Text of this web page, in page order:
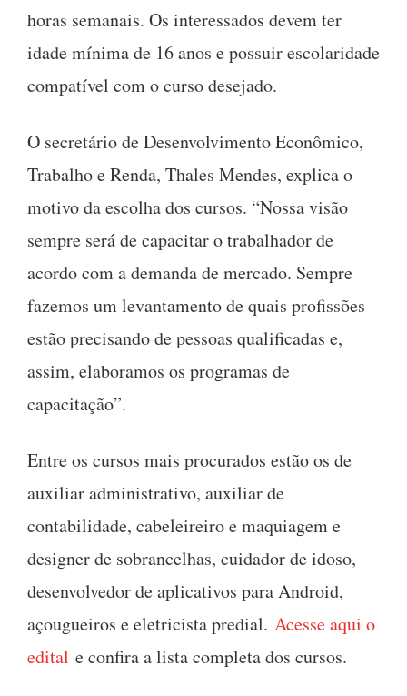
horas semanais. Os interessados devem ter
idade mínima de 16 anos e possuir escolaridade
compatível com o curso desejado.
O secretário de Desenvolvimento Econômico,
Trabalho e Renda, Thales Mendes, explica o
motivo da escolha dos cursos. “Nossa visão
sempre será de capacitar o trabalhador de
acordo com a demanda de mercado. Sempre
fazemos um levantamento de quais profissões
estão precisando de pessoas qualificadas e,
assim, elaboramos os programas de
capacitação”.
Entre os cursos mais procurados estão os de
auxiliar administrativo, auxiliar de
contabilidade, cabeleireiro e maquiagem e
designer de sobrancelhas, cuidador de idoso,
desenvolvedor de aplicativos para Android,
açougueiros e eletricista predial. Acesse aqui o
edital e confira a lista completa dos cursos.